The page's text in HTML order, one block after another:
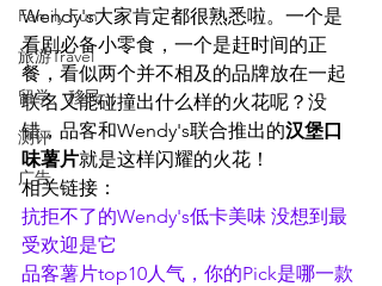
Family Fun
旅游Travel
留学、移民
测评
广告
Wendy's大家肯定都很熟悉啦。一个是
看剧必备小零食，一个是赶时间的正
餐，看似两个并不相及的品牌放在一起
联名又能碰撞出什么样的火花呢？没
错，品客和Wendy's联合推出的汉堡口
味薯片就是这样闪耀的火花！
相关链接：
抗拒不了的Wendy's低卡美味 没想到最
受欢迎是它
品客薯片top10人气，你的Pick是哪一款